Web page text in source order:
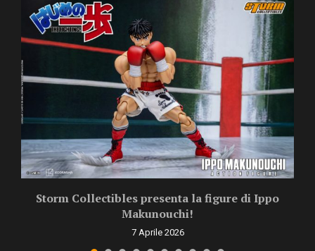
Storm Collectibles presenta la figure di Ippo
Makunouchi!
7 Aprile 2026